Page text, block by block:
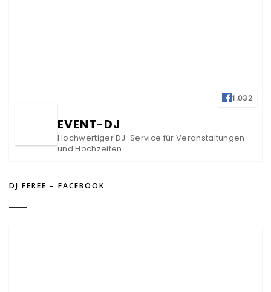
1.032
EVENT-DJ
Hochwertiger DJ-Service für Veranstaltungen
und Hochzeiten
DJ FEREE – FACEBOOK